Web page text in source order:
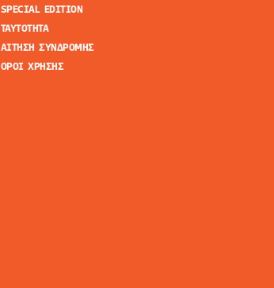
SPECIAL EDITION
ΤΑΥΤΟΤΗΤΑ
ΑΙΤΗΣΗ ΣΥΝΔΡΟΜΗΣ
ΟΡΟΙ ΧΡΗΣΗΣ